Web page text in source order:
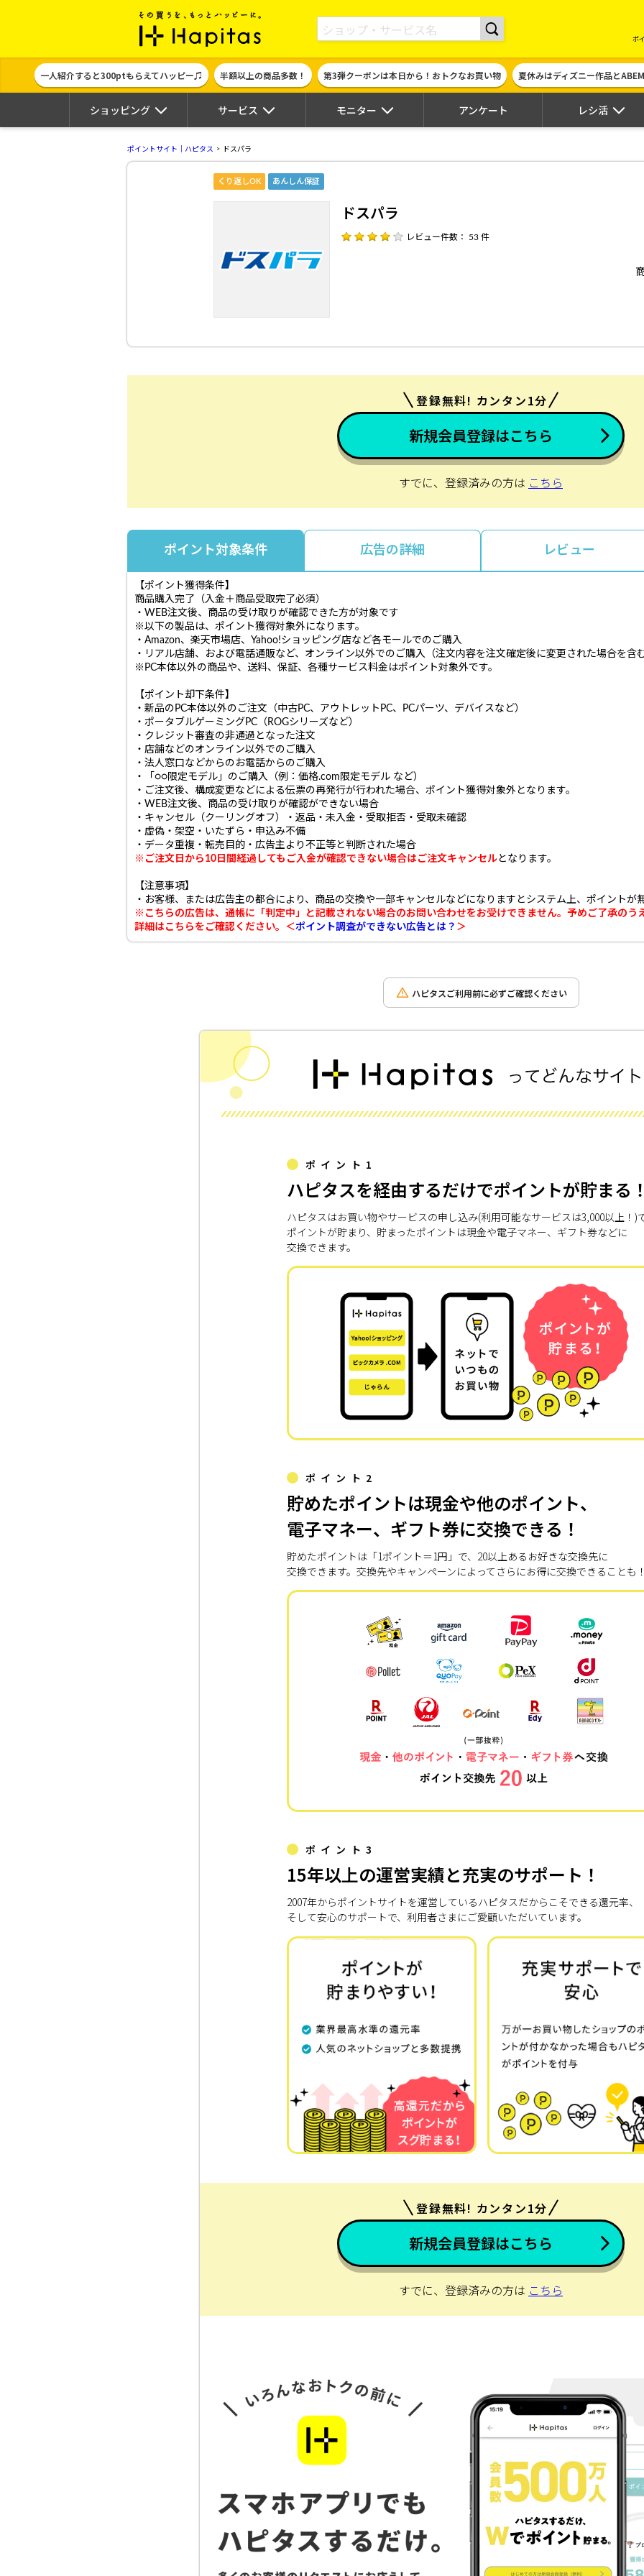
ポイント貯めて現金やギフト券に交換できるポイントサイト | ハピタス
ポ
一人紹介すると300ptもらえてハッピー♫ 半額以上の商品多数！ 第3弾クーポンは本日から！おトクなお買い物 夏休みはディズニー作品と
ショッピング サービス モニター アンケート レシ活
ポイントサイト｜ハピタス ドスパラ
くり返しOK あんしん保証
ドスパラ
レビュー件数： 53 件
登録無料! カンタン1分
新規会員登録はこちら
すでに、登録済みの方は こちら
ポイント対象条件 広告の詳細 レビュー
【ポイント獲得条件】
商品購入完了（入金＋商品受取完了必須）
・WEB注文後、商品の受け取りが確認できた方が対象です
※以下の製品は、ポイント獲得対象外になります。
・Amazon、楽天市場店、Yahoo!ショッピング店など各モールでのご購入
・リアル店舗、および電話通販など、オンライン以外でのご購入（注文内容を注文確定後に変更された場合を含
※PC本体以外の商品や、送料、保証、各種サービス料金はポイント対象外です。
【ポイント却下条件】
・新品のPC本体以外のご注文（中古PC、アウトレットPC、PCパーツ、デバイスなど）
・ポータブルゲーミングPC（ROGシリーズなど）
・クレジット審査の非通過となった注文
・店舗などのオンライン以外でのご購入
・法人窓口などからのお電話からのご購入
・「○○限定モデル」のご購入（例：価格.com限定モデル など）
・ご注文後、構成変更などによる伝票の再発行が行われた場合、ポイント獲得対象外となります。
・WEB注文後、商品の受け取りが確認ができない場合
・キャンセル（クーリングオフ）・返品・未入金・受取拒否・受取未確認
・虚偽・架空・いたずら・申込み不備
・データ重複・転売目的・広告主より不正等と判断された場合
※ご注文日から10日間経過してもご入金が確認できない場合はご注文キャンセルとなります。
【注意事項】
・お客様、または広告主の都合により、商品の交換や一部キャンセルなどになりますとシステム上、ポイントが
※こちらの広告は、通帳に「判定中」と記載されない場合のお問い合わせをお受けできません。予めご了承のう
詳細はこちらをご確認ください。＜ポイント調査ができない広告とは？ ＞
ハピタスご利用前に必ずご確認ください
ポイント1
ハピタスを経由するだけでポイントが貯まる
ハピタスはお買い物やサービスの申し込み(利用可能なサービスは3,000以上！)
ポイントが貯まり、貯まったポイントは現金や電子マネー、ギフト券などに
交換できます。
ポイント2
貯めたポイントは現金や他のポイント、
電子マネー、ギフト券に交換できる！
貯めたポイントは「1ポイント＝1円」で、20以上あるお好きな交換先に
交換できます。交換先やキャンペーンによってさらにお得に交換できることも
ポイント3
15年以上の運営実績と充実のサポート！
2007年からポイントサイトを運営しているハピタスだからこそできる還元率、
そして安心のサポートで、利用者さまにご愛顧いただいています。
登録無料! カンタン1分
新規会員登録はこちら
すでに、登録済みの方は こちら